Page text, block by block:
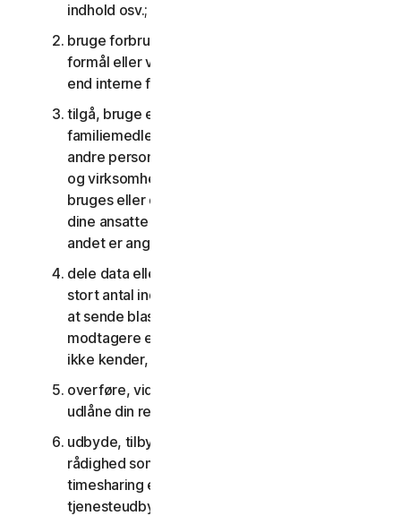
indhold osv.;
bruge forbrugertjenesterne til kommercielle
formål eller virksomhedstjenesterne til andet
end interne forretningsformål;
tilgå, bruge eller dele forbrugertjenesterne med
familiemedlemmer, ikke-familiemedlemmer eller
andre personer, der ikke bor sammen med dig,
og virksomhedstjenesterne må ikke tilgås,
bruges eller deles med personer, der ikke er
dine ansatte eller en del af din SV, medmindre
andet er angivet i LSA'en eller dokumentationen;
dele data eller andet indhold med et urimeligt
stort antal individer, herunder uden begrænsning
at sende blast-kommunikation til et stort antal
modtagere eller dele indhold med personer, du
ikke kender, eller som ikke kender dig
overføre, viderelicensere, leje, lease og/eller
udlåne din ret til at bruge tjenesterne
udbyde, tilbyde eller stille tjenesterne til
rådighed som del af en aftale om anlægsstyring,
timesharing eller som en del af en aftale med en
tjenesteudbyder eller et servicebureau